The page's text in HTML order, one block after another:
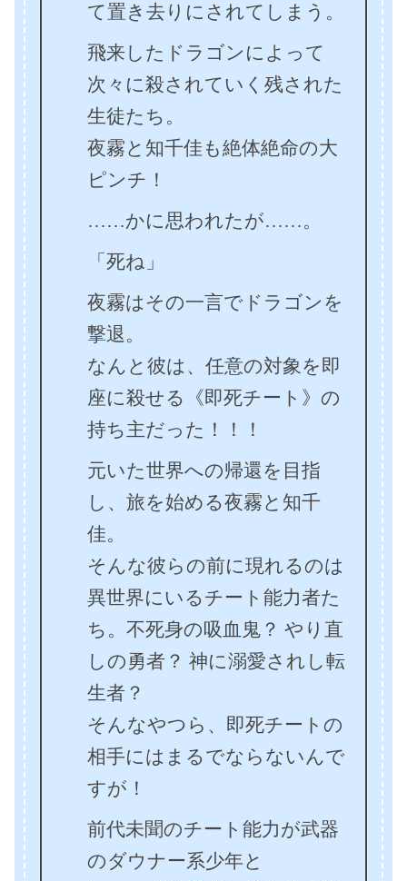
て置き去りにされてしまう。
飛来したドラゴンによって
次々に殺されていく残された
生徒たち。
夜霧と知千佳も絶体絶命の大
ピンチ！
……かに思われたが……。
「死ね」
夜霧はその一言でドラゴンを
撃退。
なんと彼は、任意の対象を即
座に殺せる《即死チート》の
持ち主だった！！！
元いた世界への帰還を目指
し、旅を始める夜霧と知千
佳。
そんな彼らの前に現れるのは
異世界にいるチート能力者た
ち。不死身の吸血鬼？ やり直
しの勇者？ 神に溺愛されし転
生者？
そんなやつら、即死チートの
相手にはまるでならないんで
すが！
前代未聞のチート能力が武器
のダウナー系少年と